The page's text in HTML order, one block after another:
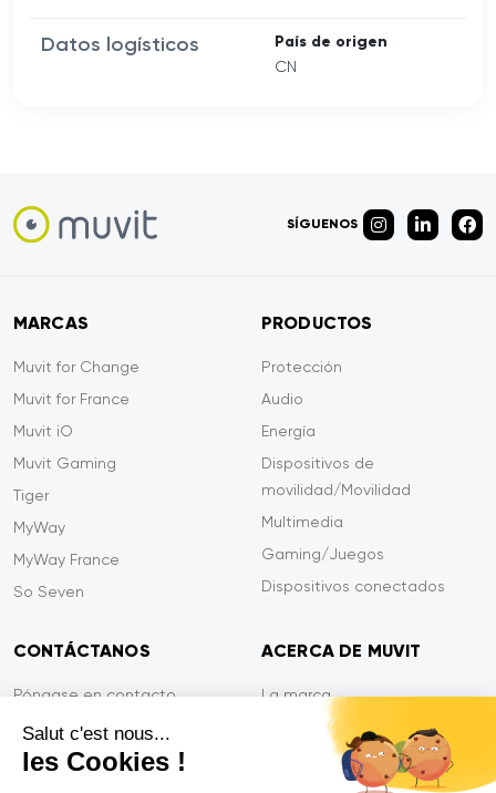
Salut c'est nous...
les Cookies !
Datos logísticos País de origen
CN
SÍGUENOS
MARCAS
Muvit for Change
Muvit for France
Muvit iO
Muvit Gaming
Tiger
MyWay
MyWay France
So Seven
PRODUCTOS
Protección
Audio
Energía
Dispositivos de
movilidad/Movilidad
Multimedia
Gaming/Juegos
Dispositivos conectados
CONTÁCTANOS
Póngase en contacto
Pago seguro
Eficiencia en el servicio
ACERCA DE MUVIT
La marca
Sala de prensa
Privacidad